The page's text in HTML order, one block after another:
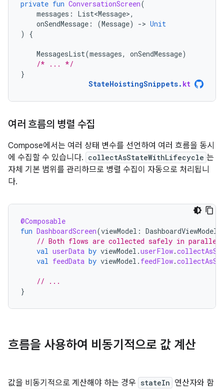
private fun ConversationScreen(
messages : List<Message>,
onSendMessage : (Message) -> Unit
)
{
MessagesList(messages, onSendMessage)
/* ... */
}
StateHoistingSnippets. kt
여러 흐름의 병렬 수집
Compose에서는 여러 상태 변수를 선언하여 여러 흐름을 동시
에 수집할 수 있습니다. collectAsStateWithLifecycle 는
자체 기본 범위를 관리하므로 병렬 수집이 자동으로 처리됩니
다.
@Composable
fun DashboardScreen(viewModel : DashboardViewModel
// Both flows are collected safely in parallel
val userData by viewModel .userFlow.
val feedData by viewModel . feedFlow.
// ...
}
흐름을 사용하여 비동기적으로 값 계산
값을 비동기적으로 계산해야 하는 경우 stateIn 연산자와 함